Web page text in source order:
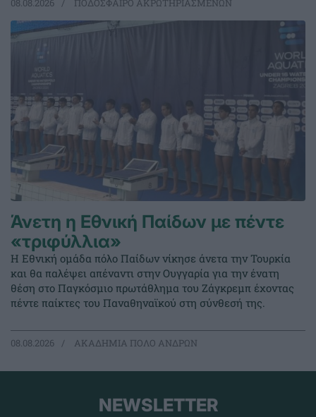
08.08.2026 ΠΟΔΟΣΦΑΙΡΟ ΑΚΡΩΤΗΡΙΑΣΜΕΝΩΝ
Άνετη η Εθνική Παίδων με πέντε
«τριφύλλια»
Η Εθνική ομάδα πόλο Παίδων νίκησε άνετα την Τουρκία
και θα παλέψει απέναντι στην Ουγγαρία για την ένατη
θέση στο Παγκόσμιο πρωτάθλημα του Ζάγκρεμπ έχοντας
πέντε παίκτες του Παναθηναϊκού στη σύνθεσή της.
08.08.2026 ΑΚΑΔΗΜΙΑ ΠΟΛΟ ΑΝΔΡΩΝ
NEWSLETTER